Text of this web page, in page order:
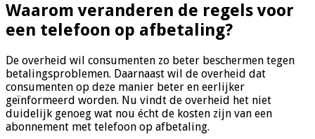
Waarom veranderen de regels voor
een telefoon op afbetaling?
De overheid wil consumenten zo beter beschermen tegen
betalingsproblemen. Daarnaast wil de overheid dat
consumenten op deze manier beter en eerlijker
geïnformeerd worden. Nu vindt de overheid het niet
duidelijk genoeg wat nou écht de kosten zijn van een
abonnement met telefoon op afbetaling.